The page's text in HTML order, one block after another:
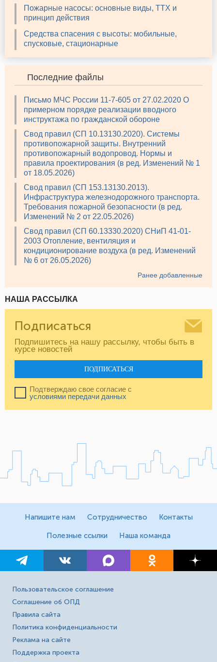
Пожарные насосы: основные виды, ТТХ и
принцип действия
Средства спасения с высоты: мобильные,
спусковые, стационарные
Последние файлы
Письмо МЧС России 11-7-605 от 27.02.2020 О
примерном порядке реализации вводного
инструктажа по гражданской обороне
Свод правил (СП 10.13130.2020). Системы
противопожарной защиты. Внутренний
противопожарный водопровод. Нормы и
правила проектирования (в ред. Изменений № 1
от 18.05.2026)
Свод правил (СП 153.13130.2013).
Инфраструктура железнодорожного транспорта.
Требования пожарной безопасности (в ред.
Изменений № 2 от 22.05.2026)
Свод правил (СП 60.13330.2020) СНиП 41-01-
2003 Отопление, вентиляция и
кондиционирование воздуха (в ред. Изменений
№ 6 от 26.05.2026)
Ранее добавленные
НАША РАССЫЛКА
Подписаться
Подпишитесь на нашу рассылку, чтобы быть в
курсе новостей
ПОДПИСАТЬСЯ
Подтверждаю свое согласие с
условиями передачи данных
Напишите нам Сотрудничество Контакты
Полезные ссылки Наша команда
Пользовательское соглашение
Соглашение об ОПД
Правила сайта
Политика конфиденциальности
Реклама на сайте
Поддержка проекта